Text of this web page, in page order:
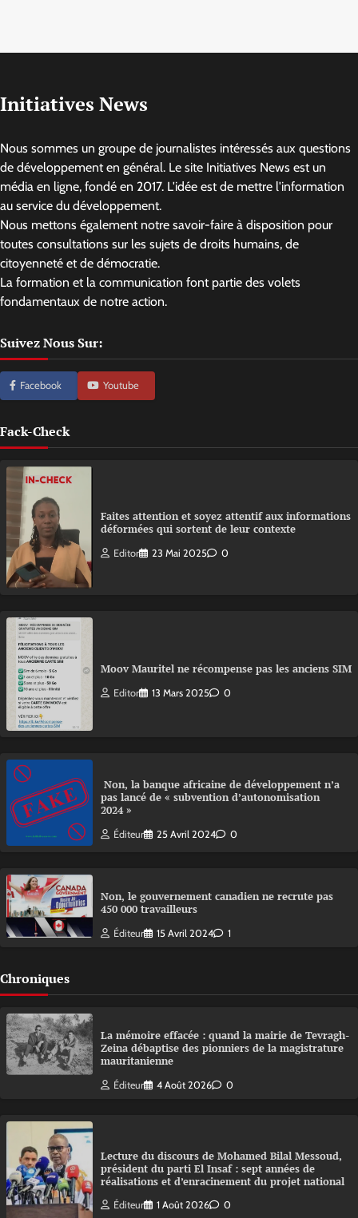
Initiatives News
Nous sommes un groupe de journalistes intéressés aux questions
de développement en général. Le site Initiatives News est un
média en ligne, fondé en 2017. L'idée est de mettre l'information
au service du développement.
Nous mettons également notre savoir-faire à disposition pour
toutes consultations sur les sujets de droits humains, de
citoyenneté et de démocratie.
La formation et la communication font partie des volets
fondamentaux de notre action.
Suivez Nous Sur:
Facebook Youtube
Fack-Check
Faites attention et soyez attentif aux informations
déformées qui sortent de leur contexte
Editor 23 Mai 2025 0
Moov Mauritel ne récompense pas les anciens SIM
Editor 13 Mars 2025 0
Non, la banque africaine de développement n’a
pas lancé de « subvention d’autonomisation
2024 »
Éditeur 25 Avril 2024 0
Non, le gouvernement canadien ne recrute pas
450 000 travailleurs
Éditeur 15 Avril 2024 1
Chroniques
La mémoire effacée : quand la mairie de Tevragh-
Zeina débaptise des pionniers de la magistrature
mauritanienne
Éditeur 4 Août 2026 0
Lecture du discours de Mohamed Bilal Messoud,
président du parti El Insaf : sept années de
réalisations et d’enracinement du projet national
Éditeur 1 Août 2026 0